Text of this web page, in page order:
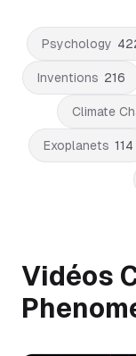
Psychology
Inventions 216
Climate
Exoplanets 114
Vidéos